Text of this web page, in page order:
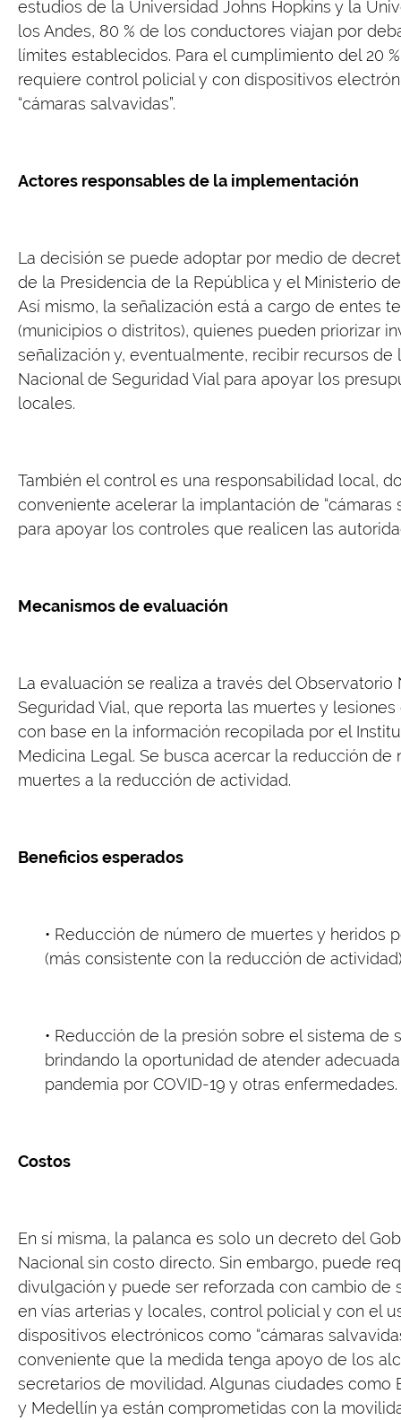
estudios de la Universidad Johns Hopkins y la
los Andes, 80 % de los conductores viajan por
límites establecidos. Para el cumplimiento del 20
requiere control policial y con dispositivos
“cámaras salvavidas”.
Actores responsables de la implementación
La decisión se puede adoptar por medio de
de la Presidencia de la República y el Ministerio
Así mismo, la señalización está a cargo de entes
(municipios o distritos), quienes pueden priorizar
señalización y, eventualmente, recibir recursos de
Nacional de Seguridad Vial para apoyar los
locales.
También el control es una responsabilidad local,
conveniente acelerar la implantación de “cámaras
para apoyar los controles que realicen las
Mecanismos de evaluación
La evaluación se realiza a través del Observatorio
Seguridad Vial, que reporta las muertes y
con base en la información recopilada por el
Medicina Legal. Se busca acercar la reducción de
muertes a la reducción de actividad.
Beneficios esperados
• Reducción de número de muertes y heridos
(más consistente con la reducción de
• Reducción de la presión sobre el sistema de
brindando la oportunidad de atender
pandemia por COVID-19 y otras enfermedades.
Costos
En sí misma, la palanca es solo un decreto del
Nacional sin costo directo. Sin embargo, puede
divulgación y puede ser reforzada con cambio de
en vías arterias y locales, control policial y con el
dispositivos electrónicos como “cámaras
conveniente que la medida tenga apoyo de los
secretarios de movilidad. Algunas ciudades como
y Medellín ya están comprometidas con la